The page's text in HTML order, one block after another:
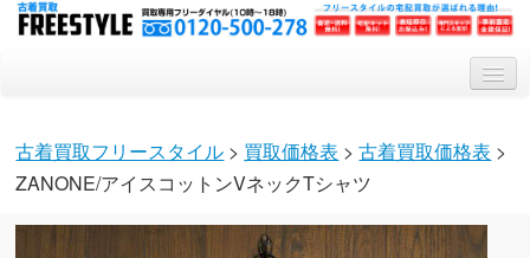
買取システム
古着買取フリースタイル > 買取価格表 >古着買取価格表 >
ZANONE/アイスコットンVネックTシャツ